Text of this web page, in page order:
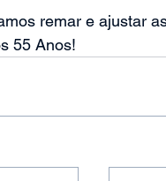
remar e ajustar
55 Anos!